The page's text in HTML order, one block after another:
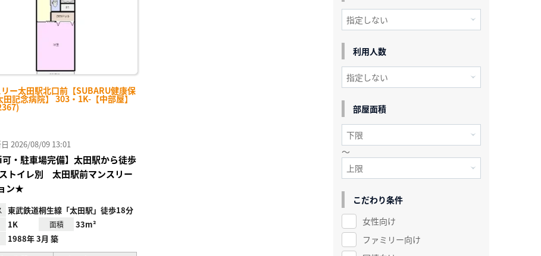
ー太田駅北口前【SUBARU健康保
田記念病院】 303・1K-【中部屋】
2026/08/09 13:01
可・駐車場完備】太田駅から徒歩
トイレ別 太田駅前マンスリー
ン★
東武鉄道桐生線「太田駅」徒歩18分
1K 面積 33m²
1988年 3月 築
利用人数
部屋面積
～
こだわり条件
女性向け
ファミリー向け